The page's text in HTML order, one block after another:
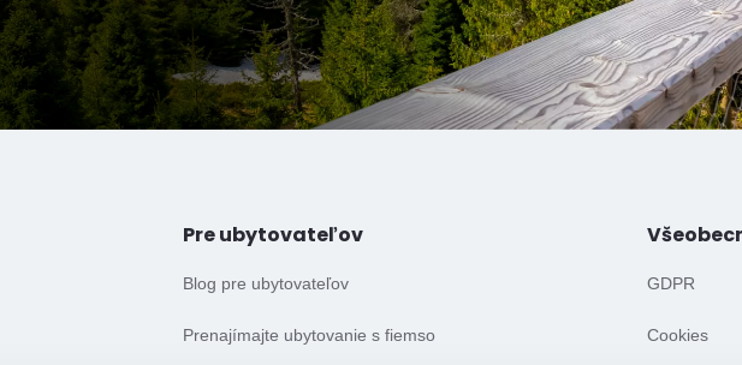
Pre ubytovateľov
Blog pre ubytovateľov
Prenajímajte ubytovanie s fiemso
GDPR
Cookies